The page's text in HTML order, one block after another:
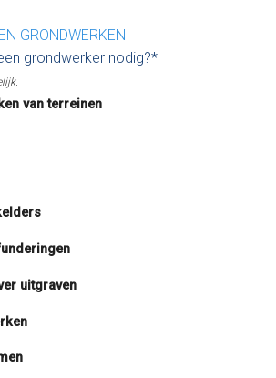
GRONDWERKEN
grondwerker nodig?*
van terreinen
uitgraven